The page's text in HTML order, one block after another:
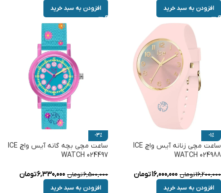
افزودن به سبد خرید افزودن به سبد خرید
-1%
ساعت مچی زنانه آیس واچ ICE
WATCH 024988
16,200,000تومان 16,000,000تومان
افزودن به سبد خرید
-3%
ساعت مچی بچه گانه آیس واچ ICE
WATCH 024497
6,500,000تومان 6,330,000تومان
افزودن به سبد خرید